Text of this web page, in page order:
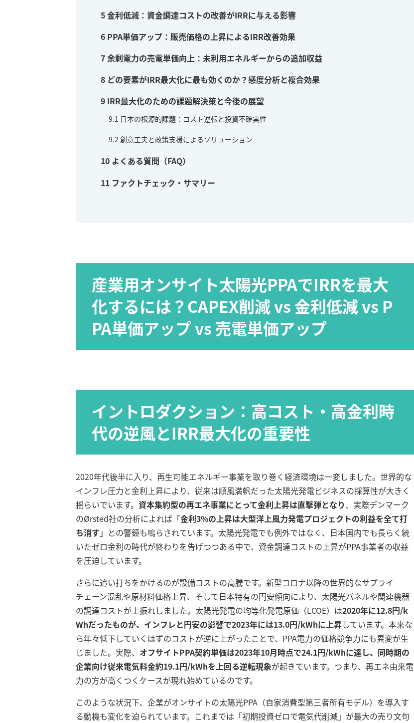
5金利低減：資金調達コストの改善がIRRに与える影響
6 PPA単価アップ：販売価格の上昇によるIRR改善効果
7余剰電力の売電単価向上：未利用エネルギーからの追加収益
8 どの要素がIRR最大化に最も効くのか？感度分析と複合効果
9 IRR最大化のための課題解決策と今後の展望
9.1 日本の根源的課題：コスト逆転と投資不確実性
9.2 創意工夫と政策支援によるソリューション
10 よくある質問（FAQ）
11 ファクトチェック・サマリー
産業用オンサイト太陽光PPAでIRRを最大
化するには？CAPEX削減 vs 金利低減 vs P
PA単価アップ vs 売電単価アップ
イントロダクション：高コスト・高金利時
代の逆風とIRR最大化の重要性
2020年代後半に入り、再生可能エネルギー事業を取り巻く経済環境は一変しました。世界的な
インフレ圧力と金利上昇により、従来は順風満帆だった太陽光発電ビジネスの採算性が大きく
揺らいでいます。 資本集約型の再エネ事業にとって金利上昇は直撃弾となり、実際デンマーク
のØrsted社の分析によれば「金利3%の上昇は大型洋上風力発電プロジェクトの利益を全て打
ち消す 」との警鐘も鳴らされています。太陽光発電でも例外ではなく、日本国内でも長らく続
いたゼロ金利の時代が終わりを告げつつある中で、資金調達コストの上昇がPPA事業者の収益
を圧迫しています。
さらに追い打ちをかけるのが設備コストの高騰です。新型コロナ以降の世界的なサプライ
チェーン混乱や原材料価格上昇、そして日本特有の円安傾向により、太陽光パネルや関連機器
の調達コストが上振れしました。太陽光発電の均等化発電原価（LCOE）は2020年に12.8円/k
Whだったものが、インフレと円安の影響で2023年には13.0円/kWhに上昇しています。本来な
ら年々低下していくはずのコストが逆に上がったことで、PPA電力の価格競争力にも異変が生
じました。実際、 オフサイトPPA契約単価は2023年10月時点で24.1円/kWhに達し、同時期の
企業向け従来電気料金約19.1円/kWhを上回る逆転現象が起きています。つまり、再エネ由来電
力の方が高くつくケースが現れ始めているのです。
このような状況下、企業がオンサイトの太陽光PPA（自家消費型第三者所有モデル）を導入す
る動機も変化を迫られています。これまでは「初期投資ゼロで電気代削減」が最大の売り文句